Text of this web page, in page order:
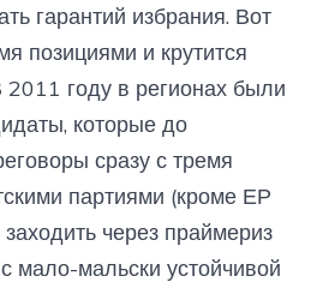
гарантий избрания. Вот
позициями и крутится
году в регионах были
которые до
сразу с тремя
партиями (кроме ЕР
через праймериз
мало-мальски устойчивой